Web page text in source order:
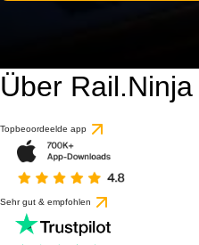
Über Rail.Ninja
Topbeoordeelde app
Sehr gut & empfohlen